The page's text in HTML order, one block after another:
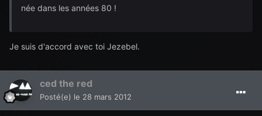
née dans les années 80 !
Je suis d'accord avec toi Jezebel.
ced the red
Posté(e) le 28 mars 2012